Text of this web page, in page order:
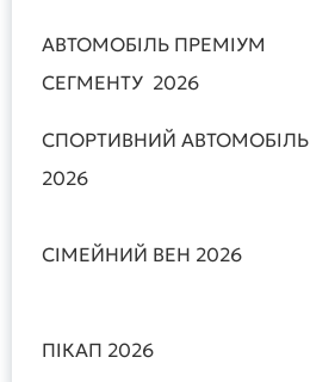
АВТОМОБІЛЬ ПРЕМІУМ
СЕГМЕНТУ 2026
СПОРТИВНИЙ АВТОМОБІЛЬ
2026
СІМЕЙНИЙ ВЕН 2026
ПІКАП 2026